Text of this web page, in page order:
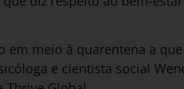
em meio à quarentena a
e cientista social